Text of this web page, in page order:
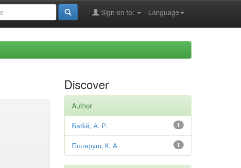
Language
Sign on to:
Discover
Author
1
Бабій, А. Р.
1
Поляруш, К. А.